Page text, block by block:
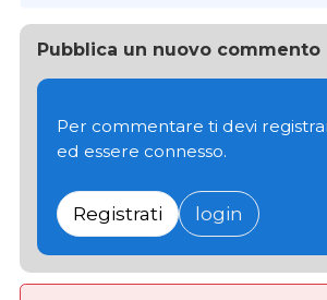
Pubblica un nuovo commento
Per commentare ti devi
ed essere connesso.
Registrati login